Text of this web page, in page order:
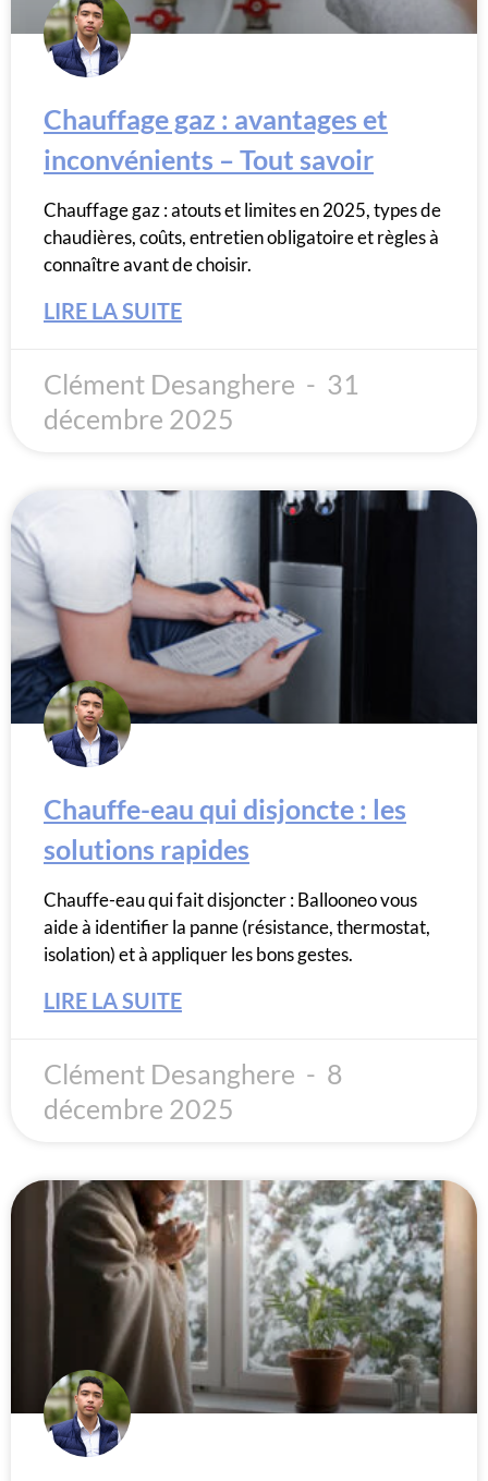
Chauffage gaz : avantages et
inconvénients – Tout savoir
Chauffage gaz : atouts et limites en 2025, types de
chaudières, coûts, entretien obligatoire et règles à
connaître avant de choisir.
LIRE LA SUITE
Clément Desanghere
31
décembre 2025
Chauffe-eau qui disjoncte : les
solutions rapides
Chauffe-eau qui fait disjoncter : Ballooneo vous
aide à identifier la panne (résistance, thermostat,
isolation) et à appliquer les bons gestes.
LIRE LA SUITE
Clément Desanghere
8
décembre 2025